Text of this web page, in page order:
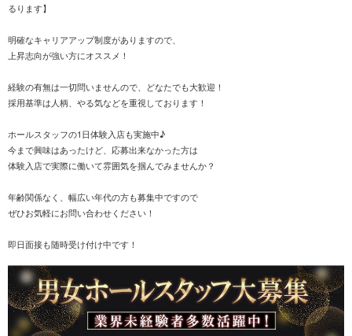
るります】
明確なキャリアアップ制度がありますので、
上昇志向が強い方にオススメ！
経験の有無は一切問いませんので、どなたでも大歓迎！
採用基準は人柄、やる気などを重視しております！
ホールスタッフの1日体験入店も実施中♪
今まで興味はあったけど、応募出来なかった方は
体験入店で実際に働いて雰囲気を掴んでみませんか？
年齢関係なく、幅広い年代の方も募集中ですので
ぜひお気軽にお問い合わせください！
即日面接も随時受け付け中です！